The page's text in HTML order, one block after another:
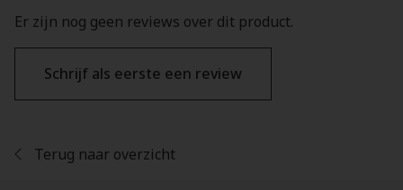
Er zijn nog geen reviews over dit product.
Schrijf als eerste een review
Terug naar overzicht